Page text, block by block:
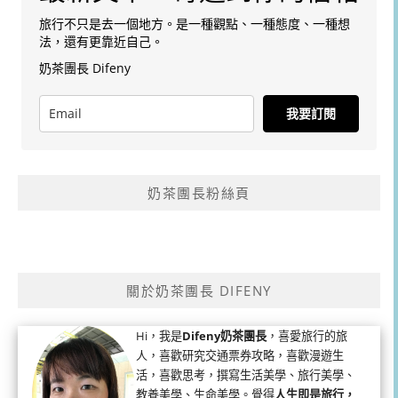
旅行不只是去一個地方。是一種觀點、一種態度、一種想
法，還有更靠近自己。
奶茶團長 Difeny
我要訂閱
奶茶團長粉絲頁
關於奶茶團長 DIFENY
Hi，我是Difeny奶茶團長 ，喜愛旅行的旅
人，喜歡研究交通票券攻略，喜歡漫遊生
活，喜歡思考，撰寫生活美學、旅行美學、
教養美學、生命美學。覺得人生即是旅行，